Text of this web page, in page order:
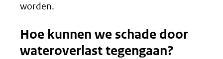
worden.
Hoe kunnen we schade door
wateroverlast tegengaan?